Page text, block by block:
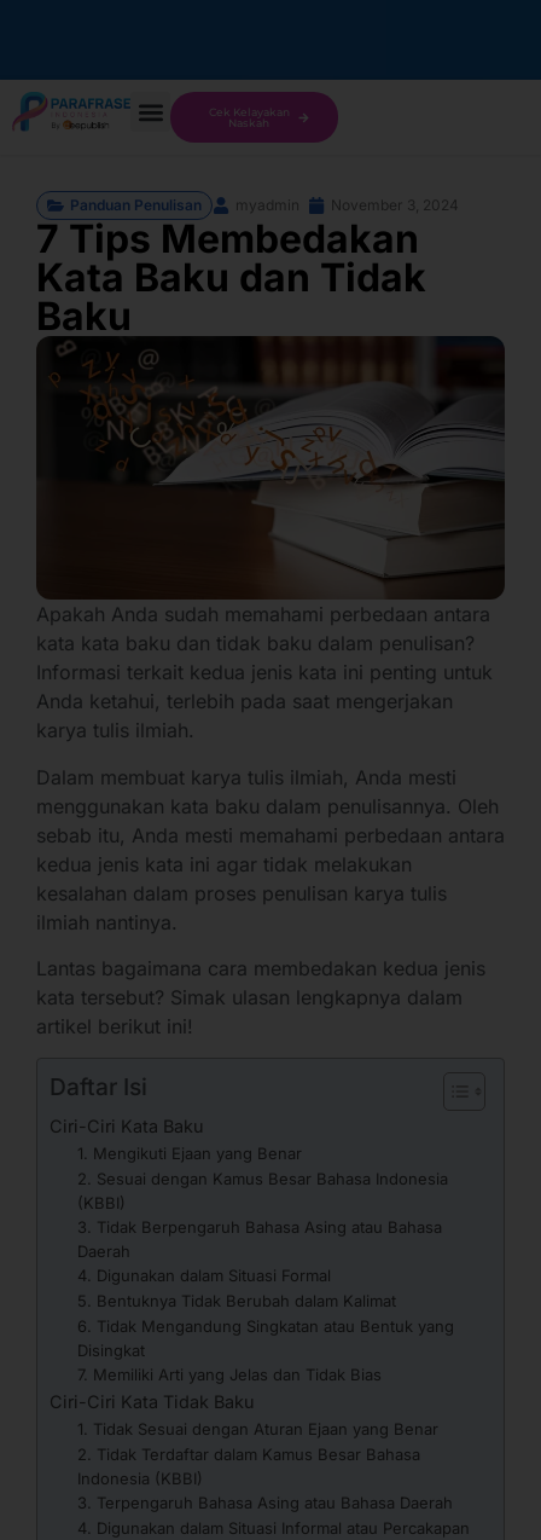
Cek Kelayakan
Naskah
Panduan Penulisan myadmin November 3, 2024
7 Tips Membedakan
Kata Baku dan Tidak
Baku
Apakah Anda sudah memahami perbedaan antara
kata kata baku dan tidak baku dalam penulisan?
Informasi terkait kedua jenis kata ini penting untuk
Anda ketahui, terlebih pada saat mengerjakan
karya tulis ilmiah.
Dalam membuat karya tulis ilmiah, Anda mesti
menggunakan kata baku dalam penulisannya. Oleh
sebab itu, Anda mesti memahami perbedaan antara
kedua jenis kata ini agar tidak melakukan
kesalahan dalam proses penulisan karya tulis
ilmiah nantinya.
Lantas bagaimana cara membedakan kedua jenis
kata tersebut? Simak ulasan lengkapnya dalam
artikel berikut ini!
Daftar Isi
Ciri-Ciri Kata Baku
1. Mengikuti Ejaan yang Benar
2. Sesuai dengan Kamus Besar Bahasa Indonesia
(KBBI)
3. Tidak Berpengaruh Bahasa Asing atau Bahasa
Daerah
4. Digunakan dalam Situasi Formal
5. Bentuknya Tidak Berubah dalam Kalimat
6. Tidak Mengandung Singkatan atau Bentuk yang
Disingkat
7. Memiliki Arti yang Jelas dan Tidak Bias
Ciri-Ciri Kata Tidak Baku
1. Tidak Sesuai dengan Aturan Ejaan yang Benar
2. Tidak Terdaftar dalam Kamus Besar Bahasa
Indonesia (KBBI)
3. Terpengaruh Bahasa Asing atau Bahasa Daerah
4. Digunakan dalam Situasi Informal atau Percakapan